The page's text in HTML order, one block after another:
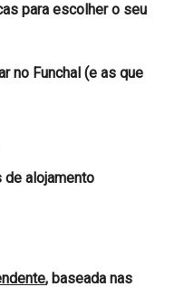
para escolher o seu
no Funchal (e as que
alojamento
, baseada nas